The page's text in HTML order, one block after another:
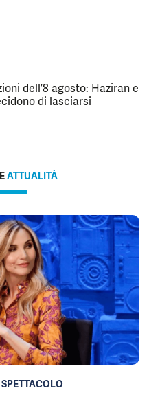
dell’8 agosto: Haziran e
di lasciarsi
ATTUALITÀ
SPETTACOLO